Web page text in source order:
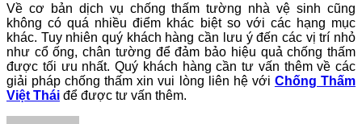
Về cơ bản dịch vụ chống thấm tường nhà vệ sinh cũng
không có quá nhiều điểm khác biệt so với các hạng mục
khác. Tuy nhiên quý khách hàng cần lưu ý đến các vị trí nhỏ
như cổ ống, chân tường để đảm bảo hiệu quả chống thấm
được tối ưu nhất. Quý khách hàng cần tư vấn thêm về các
giải pháp chống thấm xin vui lòng liên hệ với Chống Thấm
Việt Thái để được tư vấn thêm.